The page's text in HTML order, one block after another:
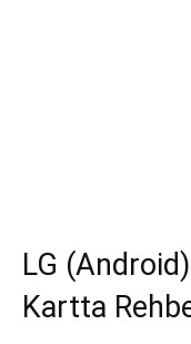
LG
Kartta